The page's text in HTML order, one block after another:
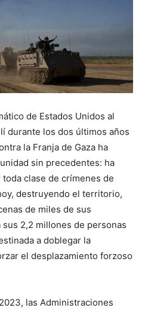
de Estados Unidos al
durante los dos últimos años
la Franja de Gaza ha
sin precedentes: ha
clase de crímenes de
destruyendo el territorio,
de miles de sus
2,2 millones de personas
a doblegar la
el desplazamiento forzoso
las Administraciones